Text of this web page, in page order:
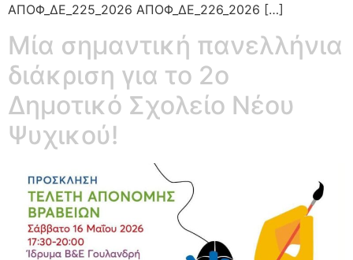
ΑΠΟΦ_ΔΕ_225_2026 ΑΠΟΦ_ΔΕ_226_2026 […]
Μία σημαντική πανελλήνια
διάκριση για το 2ο
Δημοτικό Σχολείο Νέου
Ψυχικού!